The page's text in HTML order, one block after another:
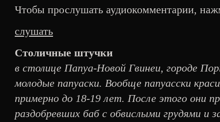
Чтобы прослушать аудиокомментарии,
слушать
Столичные штучки
в столице Папуа-Новой Гвинеи, городе
молодые папуаски. Вообще папуасски
примерно до 18-19 лет. После этого они
раздобревших баб с обвислыми грудями и